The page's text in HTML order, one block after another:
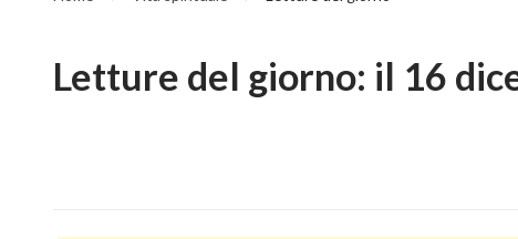
Letture del giorno: il 16